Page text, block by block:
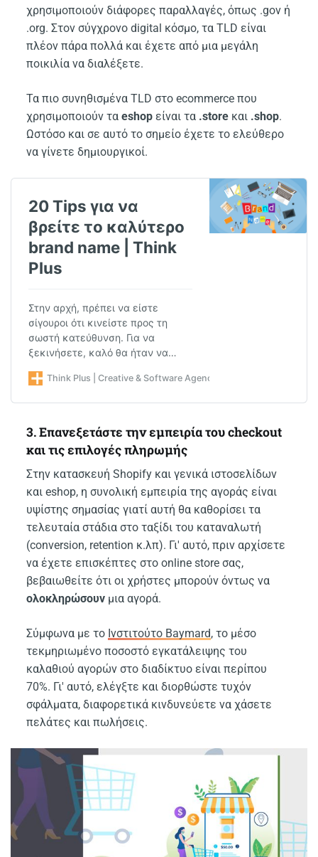
χρησιμοποιούν διάφορες παραλλαγές, όπως .gov ή
.org. Στον σύγχρονο digital κόσμο, τα TLD είναι
πλέον πάρα πολλά και έχετε από μια μεγάλη
ποικιλία να διαλέξετε.
Τα πιο συνηθισμένα TLD στο ecommerce που
χρησιμοποιούν ταeshop είναι τα .store και .shop.
Ωστόσο και σε αυτό το σημείο έχετε το ελεύθερο
να γίνετε δημιουργικοί.
20 Tips για να
βρείτε το καλύτερο
brand name | Think
Plus
Στην αρχή, πρέπει να είστε
σίγουροι ότι κινείστε προς τη
σωστή κατεύθυνση. Για να
ξεκινήσετε, καλό θα ήταν να…
Think Plus | Creative & Software Agency στην Αθήνα
3. Επανεξετάστε την εμπειρία του checkout
και τις επιλογές πληρωμής
Στην κατασκευή Shopify και γενικά ιστοσελίδων
και eshop, η συνολική εμπειρία της αγοράς είναι
υψίστης σημασίας γιατί αυτή θα καθορίσει τα
τελευταία στάδια στο ταξίδι του καταναλωτή
(conversion, retention κ.λπ). Γι' αυτό, πριν αρχίσετε
να έχετε επισκέπτες στο online store σας,
βεβαιωθείτε ότι οι χρήστες μπορούν όντως να
ολοκληρώσουν μια αγορά.
Σύμφωνα με το Ινστιτούτο Baymard, το μέσο
τεκμηριωμένο ποσοστό εγκατάλειψης του
καλαθιού αγορών στο διαδίκτυο είναι περίπου
70%. Γι' αυτό, ελέγξτε και διορθώστε τυχόν
σφάλματα, διαφορετικά κινδυνεύετε να χάσετε
πελάτες και πωλήσεις.